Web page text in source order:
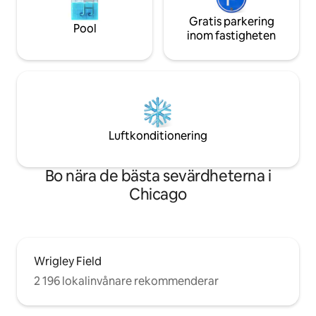
även ett rent garageutrymme (med
gratis EV-anslutning, om du skulle
behöva det) för 20 dollar/natt.
Pool
Gratis parkering
inom fastigheten
Luftkonditionering
Bo nära de bästa sevärdheterna i
Chicago
Wrigley Field
2 196 lokalinvånare rekommenderar